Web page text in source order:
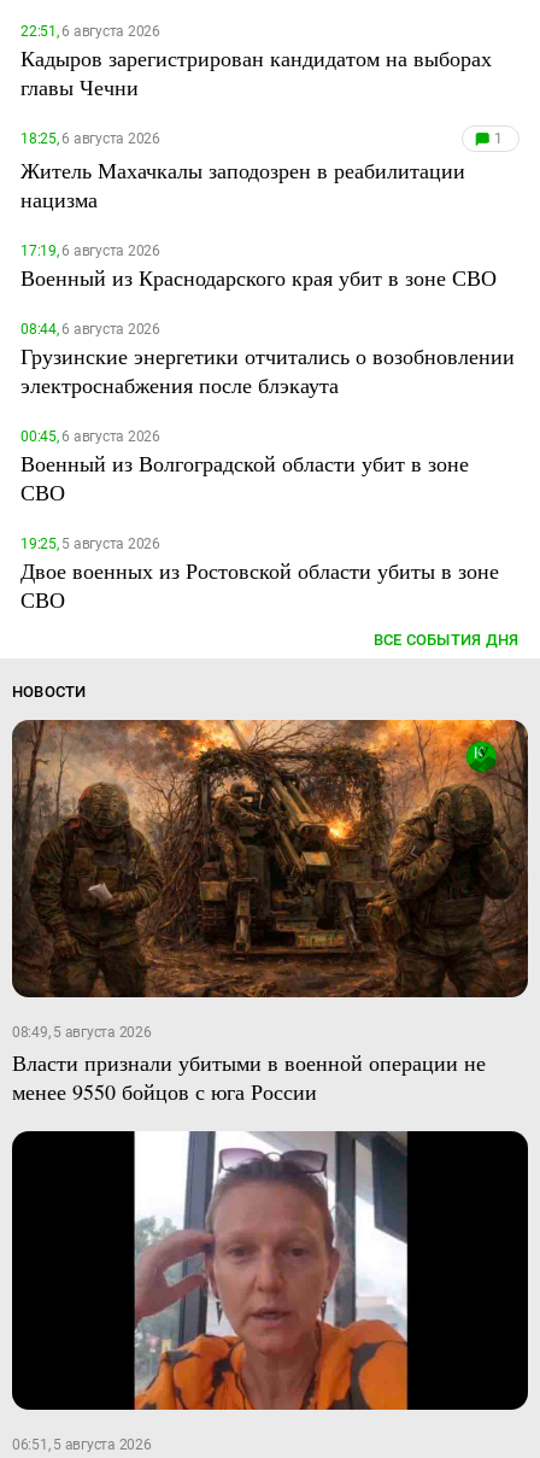
22:51,6 августа 2026
Кадыров зарегистрирован кандидатом на выборах
главы Чечни
18:25,6 августа 2026 1
Житель Махачкалы заподозрен в реабилитации
нацизма
17:19,6 августа 2026
Военный из Краснодарского края убит в зоне СВО
08:44,6 августа 2026
Грузинские энергетики отчитались о возобновлении
электроснабжения после блэкаута
00:45,6 августа 2026
Военный из Волгоградской области убит в зоне
СВО
19:25,5 августа 2026
Двое военных из Ростовской области убиты в зоне
СВО
ВСЕ СОБЫТИЯ ДНЯ
НОВОСТИ
08:49, 5 августа 2026
Власти признали убитыми в военной операции не
менее 9550 бойцов с юга России
06:51, 5 августа 2026